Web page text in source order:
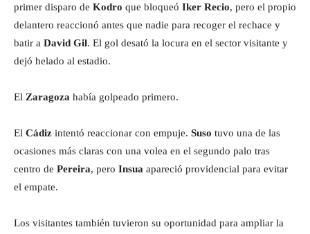
primer disparo de Kodro que bloqueó Iker Recio, pero el propio
delantero reaccionó antes que nadie para recoger el rechace y
batir a David Gil. El gol desató la locura en el sector visitante y
dejó helado al estadio.
El Zaragoza había golpeado primero.
El Cádiz intentó reaccionar con empuje. Suso tuvo una de las
ocasiones más claras con una volea en el segundo palo tras
centro de Pereira, pero Insua apareció providencial para evitar
el empate.
Los visitantes también tuvieron su oportunidad para ampliar la